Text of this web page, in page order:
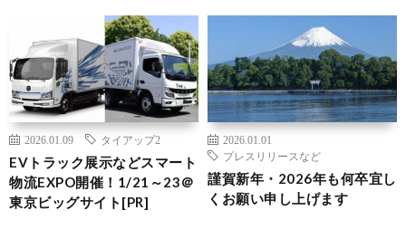
2026.01.09 タイアップ2
EVトラック展示などスマート
物流EXPO開催！1/21～23＠
東京ビッグサイト[PR]
2026.01.01
プレスリリースなど
謹賀新年・2026年も何卒宜し
くお願い申し上げます